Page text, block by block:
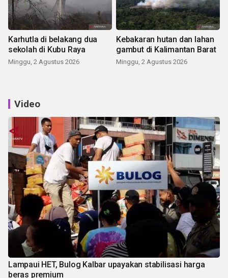
Karhutla di belakang dua
sekolah di Kubu Raya
Minggu, 2 Agustus 2026
Kebakaran hutan dan lahan
gambut di Kalimantan Barat
Minggu, 2 Agustus 2026
Video
Lampaui HET, Bulog Kalbar upayakan stabilisasi harga
beras premium